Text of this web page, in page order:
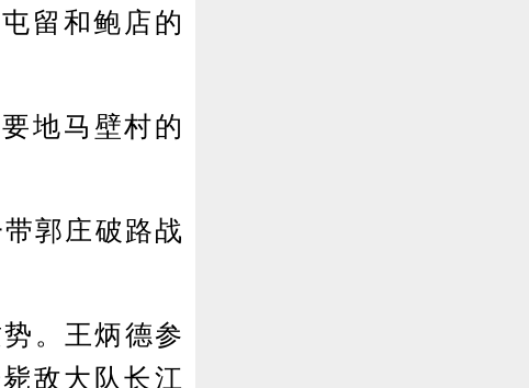
留和鲍店的
地马壁村的
郭庄破路战
。王炳德参
敌大队长江